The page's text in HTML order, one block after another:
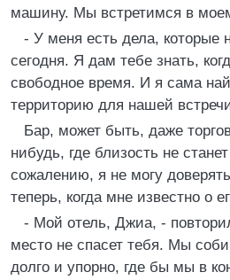
машину. Мы встретимся в
- У меня есть дела, которые
сегодня. Я дам тебе знать,
свободное время. И я сама
территорию для нашей
Бар, может быть, даже
нибудь, где близость не
сожалению, я не могу
теперь, когда мне известно о
- Мой отель, Джиа, -
место не спасет тебя. Мы
долго и упорно, где бы мы в